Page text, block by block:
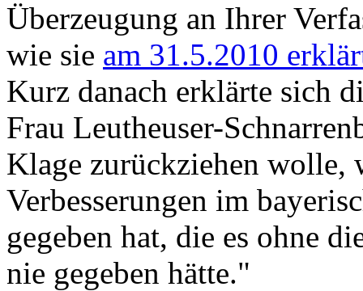
Überzeugung an Ihrer
wie sie am 31.5.2010
Kurz danach erklärte sich
Frau Leutheuser-
Klage zurückziehen wolle,
Verbesserungen im
gegeben hat, die es ohne
nie gegeben hätte."